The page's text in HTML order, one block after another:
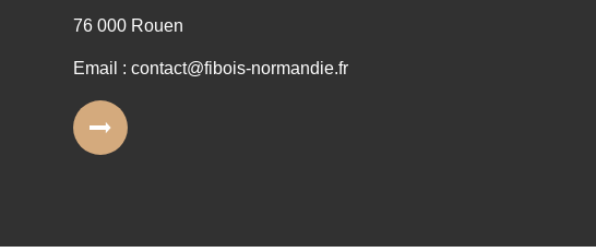
76 000 Rouen
Email : contact@fibois-normandie.fr